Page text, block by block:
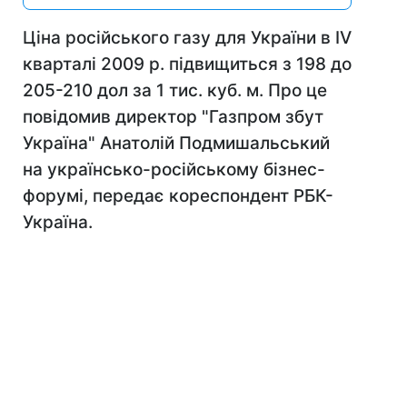
Ціна російського газу для України в IV
кварталі 2009 р. підвищиться з 198 до
205-210 дол за 1 тис. куб. м. Про це
повідомив директор "Газпром збут
Україна" Анатолій Подмишальський
на українсько-російському бізнес-
форумі, передає кореспондент РБК-
Україна.